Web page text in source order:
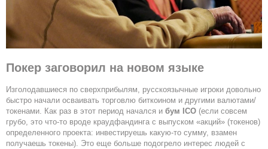
Покер заговорил на новом языке
Изголодавшиеся по сверхприбылям, русскоязычные игроки довольно
быстро начали осваивать торговлю биткоином и другими валютами/
токенами. Как раз в этот период начался и бум ICO (если совсем
грубо, это что-то вроде краудфандинга с выпуском «акций» (токенов)
определенного проекта: инвестируешь какую-то сумму, взамен
получаешь токены). Это еще больше подогрело интерес людей с